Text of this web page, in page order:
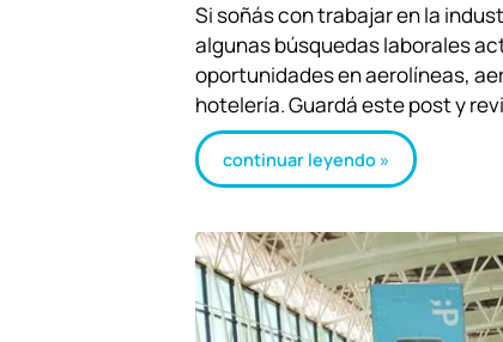
Si soñás con trabajar en la
algunas búsquedas laborales
oportunidades en aerolíneas,
hotelería. Guardá este post y
continuar leyendo »